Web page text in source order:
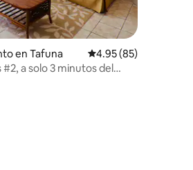
5 de 5; 3 evaluaciones
en Tafuna Calificación
4.95 (85)
#2, a solo 3 minutos del